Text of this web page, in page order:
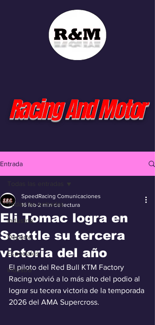
Racing And Motor
Entrada
Todas las entradas
Industria
Deporte
Especiales
Industra
Todas las entradas
Eli Tomac logra en
Seattle su tercera
victoria del año
SpeedRacing Comunicaciones
16 feb 2 min de lectura
El piloto del Red Bull KTM Factory
Racing volvió a lo más alto del podio al
lograr su tecera victoria de la temporada
2026 del AMA Supercross.